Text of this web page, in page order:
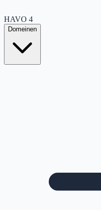
HAVO 4
Domeinen